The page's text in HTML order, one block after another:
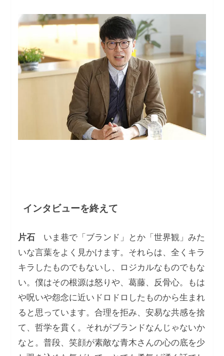
インタビューを終えて
片石いま巷で「ブランド」とか「世界観」みた
いな言葉をよく見かけます。それらは、全くキラ
キラしたものでもないし、ロジカルなものでもな
い。僕はその根源は怒りや、葛藤、反骨心。もは
や呪いや怨念に近いドロドロしたものから生まれ
ると思っています。合理を拒み、安易な共感を捨
て、哲学を貫く。それがブランドなんじゃないか
なと。普段、笑顔が素敵な青木さんの心の底を少